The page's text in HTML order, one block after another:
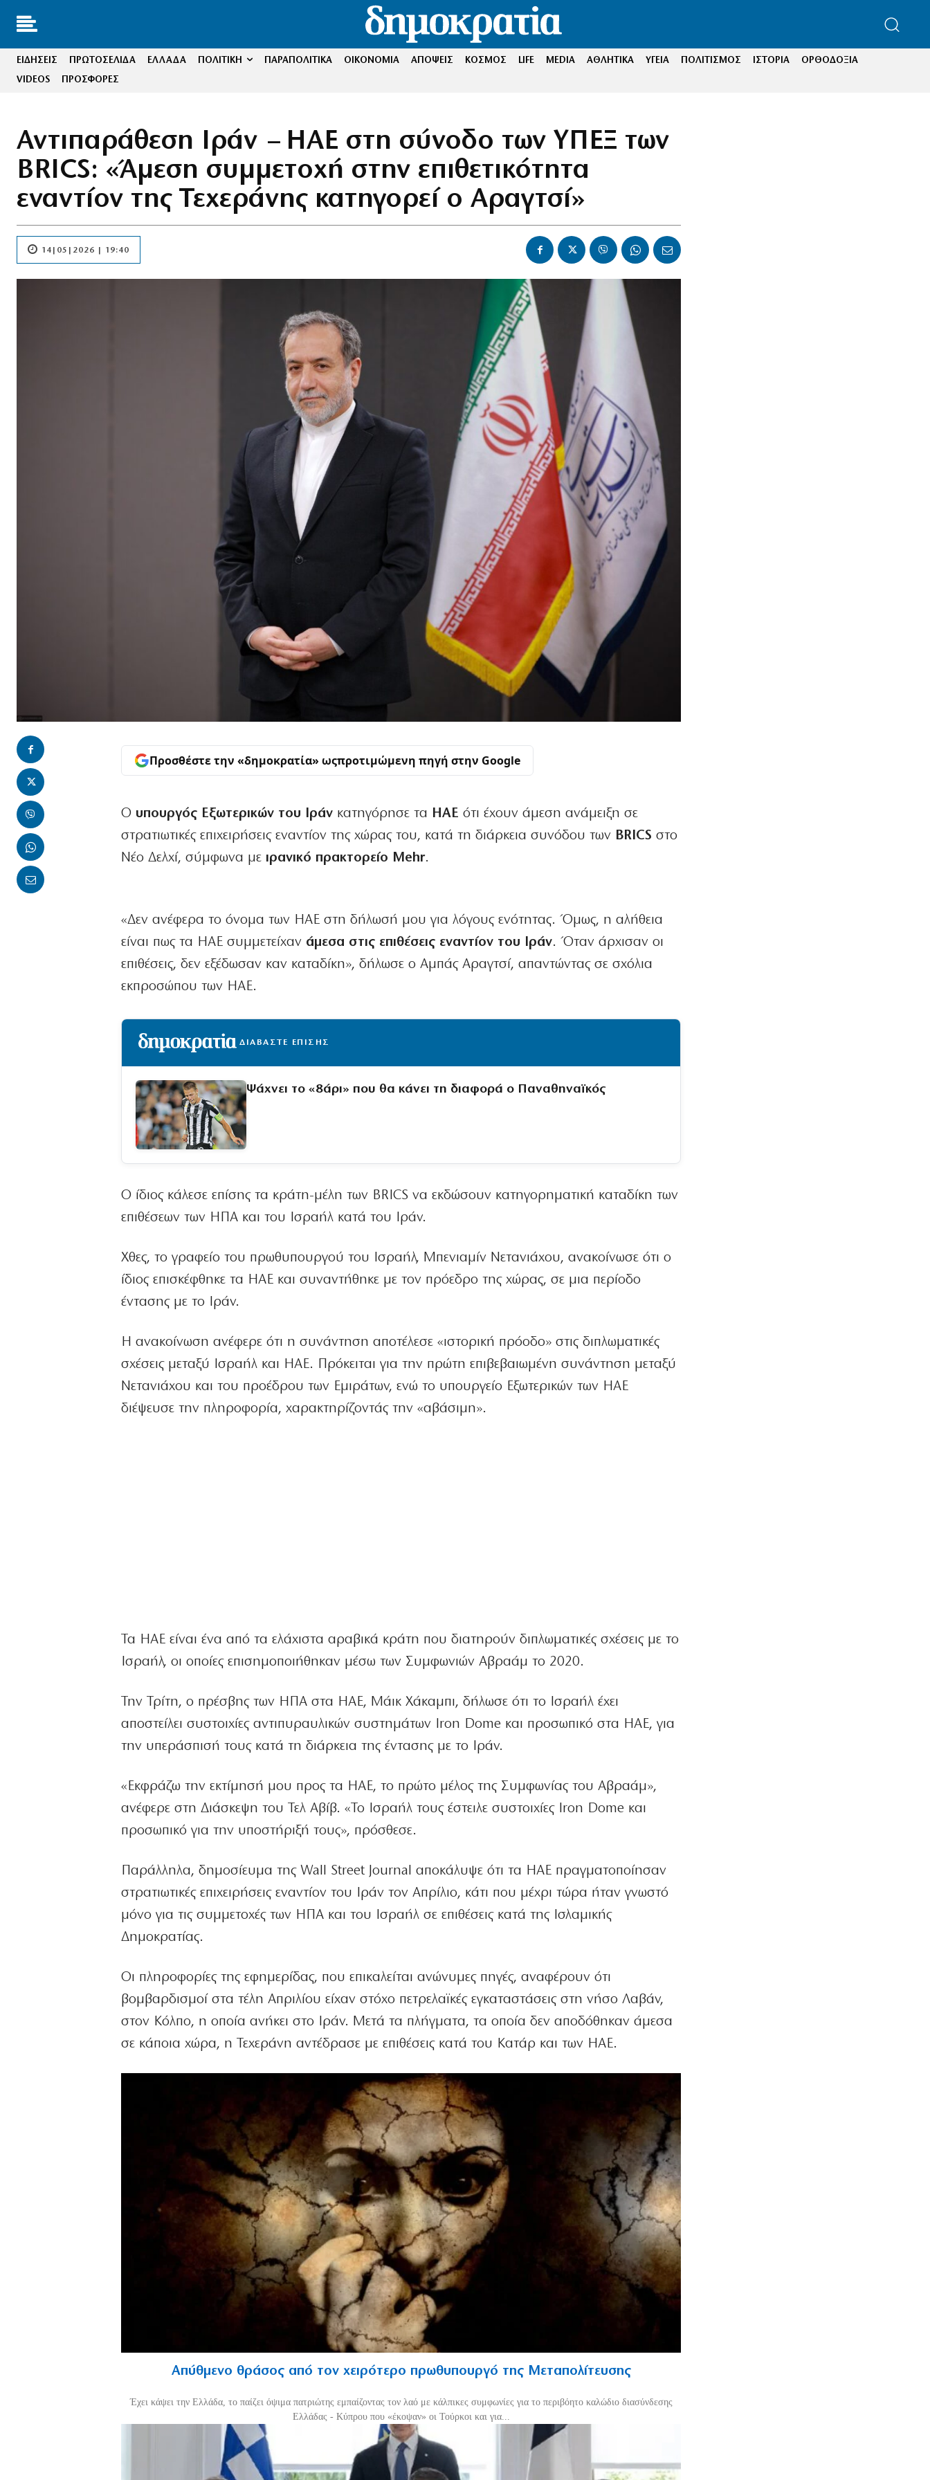
ΕΙΔΗΣΕΙΣ ΠΡΩΤΟΣΕΛΙΔΑ ΕΛΛΑΔΑ ΠΟΛΙΤΙΚΗ ΠΑΡΑΠΟΛΙΤΙΚΑ ΟΙΚΟΝΟΜΙΑ ΑΠΟΨΕΙΣ ΚΟΣΜΟΣ LIFE MEDIA ΑΘΛΗΤΙΚΑ ΥΓΕΙΑ ΠΟΛΙΤΙΣΜΟΣ ΙΣΤΟΡΙΑ
ΟΡΘΟΔΟΞΙΑ
VIDEOS
ΠΡΟΣΦΟΡΕΣ
Αντιπαράθεση Ιράν – ΗΑΕ στη σύνοδο των ΥΠΕΞ των
BRICS: «Άμεση συμμετοχή στην επιθετικότητα
εναντίον της Τεχεράνης κατηγορεί ο Αραγτσί»
14|05|2026 | 19:40
Προσθέστε την «δημοκρατία» ωςπροτιμώμενη πηγή στην Google
Ο υπουργός Εξωτερικών του Ιράν κατηγόρησε τα ΗΑΕ ότι έχουν άμεση ανάμειξη σε
στρατιωτικές επιχειρήσεις εναντίον της χώρας του, κατά τη διάρκεια συνόδου των BRICS στο
Νέο Δελχί, σύμφωνα με ιρανικό πρακτορείο Mehr.
«Δεν ανέφερα το όνομα των ΗΑΕ στη δήλωσή μου για λόγους ενότητας. Όμως, η αλήθεια
είναι πως τα ΗΑΕ συμμετείχαν άμεσα στις επιθέσεις εναντίον του Ιράν. Όταν άρχισαν οι
επιθέσεις, δεν εξέδωσαν καν καταδίκη», δήλωσε ο Αμπάς Αραγτσί, απαντώντας σε σχόλια
εκπροσώπου των ΗΑΕ.
ΔΙΑΒΑΣΤΕ ΕΠΙΣΗΣ
Ψάχνει το «8άρι» που θα κάνει τη διαφορά ο Παναθηναϊκός
Ο ίδιος κάλεσε επίσης τα κράτη-μέλη των BRICS να εκδώσουν κατηγορηματική καταδίκη των
επιθέσεων των ΗΠΑ και του Ισραήλ κατά του Ιράν.
Χθες, το γραφείο του πρωθυπουργού του Ισραήλ, Μπενιαμίν Νετανιάχου, ανακοίνωσε ότι ο
ίδιος επισκέφθηκε τα ΗΑΕ και συναντήθηκε με τον πρόεδρο της χώρας, σε μια περίοδο
έντασης με το Ιράν.
Η ανακοίνωση ανέφερε ότι η συνάντηση αποτέλεσε «ιστορική πρόοδο» στις διπλωματικές
σχέσεις μεταξύ Ισραήλ και ΗΑΕ. Πρόκειται για την πρώτη επιβεβαιωμένη συνάντηση μεταξύ
Νετανιάχου και του προέδρου των Εμιράτων, ενώ το υπουργείο Εξωτερικών των ΗΑΕ
διέψευσε την πληροφορία, χαρακτηρίζοντάς την «αβάσιμη».
Τα ΗΑΕ είναι ένα από τα ελάχιστα αραβικά κράτη που διατηρούν διπλωματικές σχέσεις με το
Ισραήλ, οι οποίες επισημοποιήθηκαν μέσω των Συμφωνιών Αβραάμ το 2020.
Την Τρίτη, ο πρέσβης των ΗΠΑ στα ΗΑΕ, Μάικ Χάκαμπι, δήλωσε ότι το Ισραήλ έχει
αποστείλει συστοιχίες αντιπυραυλικών συστημάτων Iron Dome και προσωπικό στα ΗΑΕ, για
την υπεράσπισή τους κατά τη διάρκεια της έντασης με το Ιράν.
«Εκφράζω την εκτίμησή μου προς τα ΗΑΕ, το πρώτο μέλος της Συμφωνίας του Αβραάμ»,
ανέφερε στη Διάσκεψη του Τελ Αβίβ. «Το Ισραήλ τους έστειλε συστοιχίες Iron Dome και
προσωπικό για την υποστήριξή τους», πρόσθεσε.
Παράλληλα, δημοσίευμα της Wall Street Journal αποκάλυψε ότι τα ΗΑΕ πραγματοποίησαν
στρατιωτικές επιχειρήσεις εναντίον του Ιράν τον Απρίλιο, κάτι που μέχρι τώρα ήταν γνωστό
μόνο για τις συμμετοχές των ΗΠΑ και του Ισραήλ σε επιθέσεις κατά της Ισλαμικής
Δημοκρατίας.
Οι πληροφορίες της εφημερίδας, που επικαλείται ανώνυμες πηγές, αναφέρουν ότι
βομβαρδισμοί στα τέλη Απριλίου είχαν στόχο πετρελαϊκές εγκαταστάσεις στη νήσο Λαβάν,
στον Κόλπο, η οποία ανήκει στο Ιράν. Μετά τα πλήγματα, τα οποία δεν αποδόθηκαν άμεσα
σε κάποια χώρα, η Τεχεράνη αντέδρασε με επιθέσεις κατά του Κατάρ και των ΗΑΕ.
Απύθμενο θράσος από τον χειρότερο πρωθυπουργό της Μεταπολίτευσης
Έχει κάψει την Ελλάδα, το παίζει όψιμα πατριώτης εμπαίζοντας τον λαό με κάλπικες συμφωνίες για το περιβόητο καλώδιο διασύνδεσης
Ελλάδας - Κύπρου που «έκοψαν» οι Τούρκοι και για...